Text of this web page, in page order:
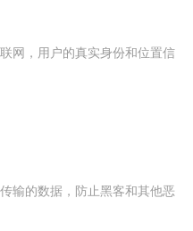
网，用户的真实身份和位置信
输的数据，防止黑客和其他恶